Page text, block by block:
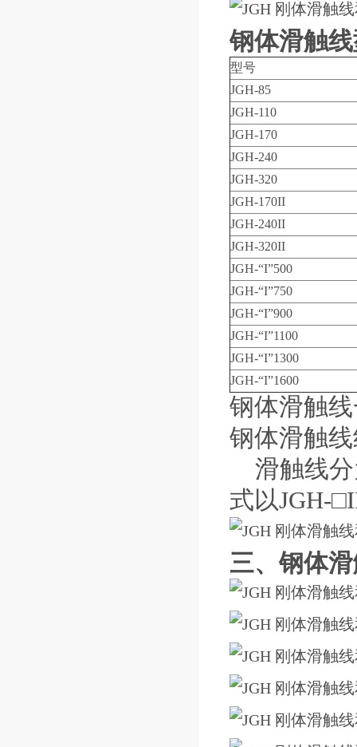
钢体滑触线
型号
JGH-85
JGH-110
JGH-170
JGH-240
JGH-320
JGH-170II
JGH-240II
JGH-320II
JGH-“I”500
JGH-“I”750
JGH-“I”900
JGH-“I”1100
JGH-“I”1300
JGH-“I”1600
钢体滑触
钢体滑触
滑触线分
式以JGH-
三、钢体